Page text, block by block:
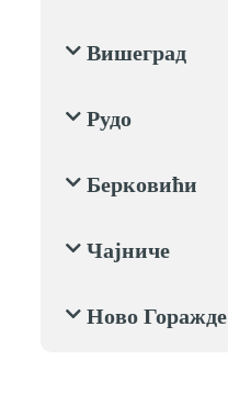
Вишеград
Рудо
Берковићи
Чајниче
Ново Горажде